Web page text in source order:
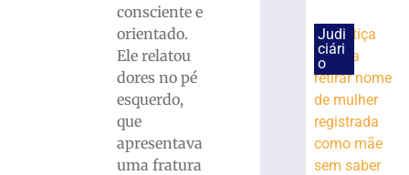
consciente e
orientado.
Ele relatou
dores no pé
esquerdo,
que
apresentava
uma fratura
Dupla
ameaça
mulher
exige
transferências
bancárias
após
Judi
ciári
o